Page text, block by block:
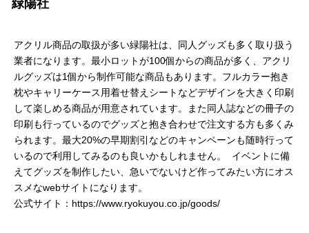
緑陽社
アクリル商品の取扱が多い緑陽社は、同人グッズも多く取り扱う
業者になります。最小ロットが100個からの商品が多く、アクリ
ルグッズは1個から制作可能な商品もあります。フルカラー抱き
枕やキャリーケース用着せ替えシートなどデザインを大きく印刷
して楽しめる商品が用意されています。また同人誌などの冊子の
印刷も行っているのでグッズと抱き合わせで注文する方も多くみ
られます。最大20%の早期割引などのキャンペーンも随時行って
いるので利用してみるのも良いかもしれません。 イベントに備
えてグッズを制作したい、急いでないけど作ってみたい方にオス
スメなwebサイトになります。
公式サイト：https://www.ryokuyou.co.jp/goods/